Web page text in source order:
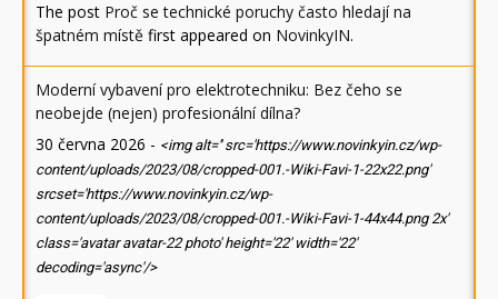
The post Proč se technické poruchy často hledají na
špatném místě first appeared on NovinkyIN.
Moderní vybavení pro elektrotechniku: Bez čeho se
neobejde (nejen) profesionální dílna?
30 června 2026 - <img alt='' src='https://www.novinkyin.cz/wp-
content/uploads/2023/08/cropped-001.-Wiki-Favi-1-22x22.png'
srcset='https://www.novinkyin.cz/wp-
content/uploads/2023/08/cropped-001.-Wiki-Favi-1-44x44.png 2x'
class='avatar avatar-22 photo' height='22' width='22'
decoding='async'/>